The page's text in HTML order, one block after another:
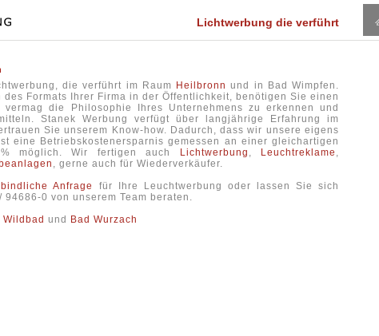
Lichtwerbung die verführt
die verführt im Raum Heilbronn und in Bad Wimpfen.
Formats Ihrer Firma in der Öffentlichkeit, benötigen Sie einen
die Philosophie Ihres Unternehmens zu erkennen und
Stanek Werbung verfügt über langjährige Erfahrung im
Sie unserem Know-how. Dadurch, dass wir unsere eigens
eine Betriebskostenersparnis gemessen an einer gleichartigen
möglich. Wir fertigen auch
Lichtwerbung , Leuchtreklame ,
, gerne auch für Wiederverkäufer.
Anfrage
für Ihre Leuchtwerbung oder lassen Sie sich
0 von unserem Team beraten.
Wildbad und Bad Wurzach